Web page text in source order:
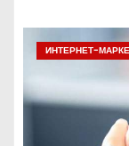
ИНТЕРНЕТ-